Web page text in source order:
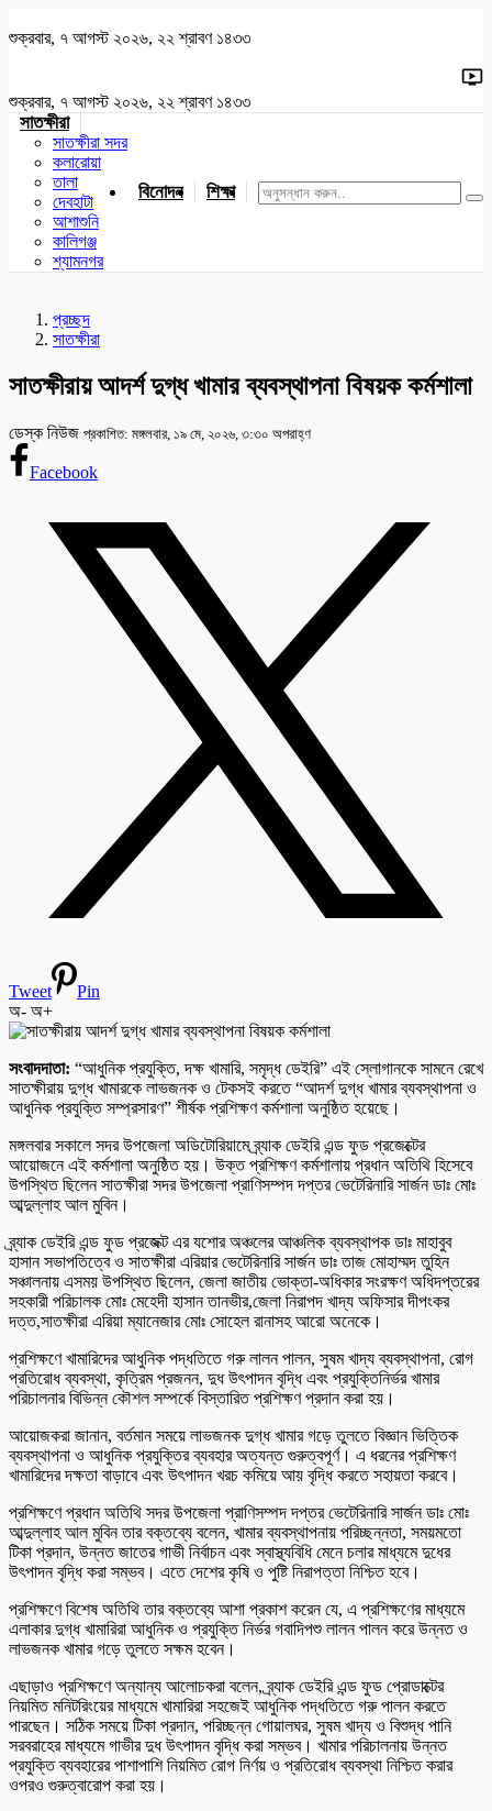
শুক্রবার, ৭ আগস্ট ২০২৬, ২২ শ্রাবণ ১৪৩৩
শুক্রবার, ৭ আগস্ট ২০২৬, ২২ শ্রাবণ ১৪৩৩
সাতক্ষীরা
সাতক্ষীরা সদর
কলারোয়া
তালা
দেবহাটা
আশাশুনি
কালিগঞ্জ
শ্যামনগর
বিনোদন শিক্ষা খেলাধুলা জাতীয় যশোর
প্রচ্ছদ
সাতক্ষীরা
সাতক্ষীরায় আদর্শ দুগ্ধ খামার ব্যবস্থাপনা বিষয়ক কর্মশালা
ডেস্ক নিউজ প্রকাশিত: মঙ্গলবার, ১৯ মে, ২০২৬, ৩:৩০ অপরাহ্ণ
Facebook
Tweet
Pin
অ- অ+
সংবাদদাতা: “আধুনিক প্রযুক্তি, দক্ষ খামারি, সমৃদ্ধ ডেইরি” এই স্লোগানকে সামনে রেখে
সাতক্ষীরায় দুগ্ধ খামারকে লাভজনক ও টেকসই করতে “আদর্শ দুগ্ধ খামার ব্যবস্থাপনা ও
আধুনিক প্রযুক্তি সম্প্রসারণ” শীর্ষক প্রশিক্ষণ কর্মশালা অনুষ্ঠিত হয়েছে।
মঙ্গলবার সকালে সদর উপজেলা অডিটোরিয়ামে ব্র্যাক ডেইরি এন্ড ফুড প্রজেক্টের
আয়োজনে এই কর্মশালা অনুষ্ঠিত হয়। উক্ত প্রশিক্ষণ কর্মশালায় প্রধান অতিথি হিসেবে
উপস্থিত ছিলেন সাতক্ষীরা সদর উপজেলা প্রাণিসম্পদ দপ্তর ভেটেরিনারি সার্জন ডাঃ মোঃ
আব্দুল্লাহ আল মুবিন।
ব্র্যাক ডেইরি এন্ড ফুড প্রজেক্ট এর যশোর অঞ্চলের আঞ্চলিক ব্যবস্থাপক ডাঃ মাহাবুব
হাসান সভাপতিত্বে ও সাতক্ষীরা এরিয়ার ভেটেরিনারি সার্জন ডাঃ তাজ মোহাম্মদ তুহিন
সঞ্চালনায় এসময় উপস্থিত ছিলেন, জেলা জাতীয় ভোক্তা-অধিকার সংরক্ষণ অধিদপ্তরের
সহকারী পরিচালক মোঃ মেহেদী হাসান তানভীর,জেলা নিরাপদ খাদ্য অফিসার দীপংকর
দত্ত,সাতক্ষীরা এরিয়া ম্যানেজার মোঃ সোহেল রানাসহ আরো অনেকে।
প্রশিক্ষণে খামারিদের আধুনিক পদ্ধতিতে গরু লালন পালন, সুষম খাদ্য ব্যবস্থাপনা, রোগ
প্রতিরোধ ব্যবস্থা, কৃত্রিম প্রজনন, দুধ উৎপাদন বৃদ্ধি এবং প্রযুক্তিনির্ভর খামার
পরিচালনার বিভিন্ন কৌশল সম্পর্কে বিস্তারিত প্রশিক্ষণ প্রদান করা হয়।
আয়োজকরা জানান, বর্তমান সময়ে লাভজনক দুগ্ধ খামার গড়ে তুলতে বিজ্ঞান ভিত্তিক
ব্যবস্থাপনা ও আধুনিক প্রযুক্তির ব্যবহার অত্যন্ত গুরুত্বপূর্ণ। এ ধরনের প্রশিক্ষণ
খামারিদের দক্ষতা বাড়াবে এবং উৎপাদন খরচ কমিয়ে আয় বৃদ্ধি করতে সহায়তা করবে।
প্রশিক্ষণে প্রধান অতিথি সদর উপজেলা প্রাণিসম্পদ দপ্তর ভেটেরিনারি সার্জন ডাঃ মোঃ
আব্দুল্লাহ আল মুবিন তার বক্তব্যে বলেন, খামার ব্যবস্থাপনায় পরিচ্ছন্নতা, সময়মতো
টিকা প্রদান, উন্নত জাতের গাভী নির্বাচন এবং স্বাস্থ্যবিধি মেনে চলার মাধ্যমে দুধের
উৎপাদন বৃদ্ধি করা সম্ভব। এতে দেশের কৃষি ও পুষ্টি নিরাপত্তা নিশ্চিত হবে।
প্রশিক্ষণে বিশেষ অতিথি তার বক্তব্যে আশা প্রকাশ করেন যে, এ প্রশিক্ষণের মাধ্যমে
এলাকার দুগ্ধ খামারিরা আধুনিক ও প্রযুক্তি নির্ভর গবাদিপশু লালন পালন করে উন্নত ও
লাভজনক খামার গড়ে তুলতে সক্ষম হবেন।
এছাড়াও প্রশিক্ষণে অন্যান্য আলোচকরা বলেন, ব্র্যাক ডেইরি এন্ড ফুড প্রোডাক্টের
নিয়মিত মনিটরিংয়ের মাধ্যমে খামারিরা সহজেই আধুনিক পদ্ধতিতে গরু পালন করতে
পারছেন। সঠিক সময়ে টিকা প্রদান, পরিচ্ছন্ন গোয়ালঘর, সুষম খাদ্য ও বিশুদ্ধ পানি
সরবরাহের মাধ্যমে গাভীর দুধ উৎপাদন বৃদ্ধি করা সম্ভব। খামার পরিচালনায় উন্নত
প্রযুক্তি ব্যবহারের পাশাপাশি নিয়মিত রোগ নির্ণয় ও প্রতিরোধ ব্যবস্থা নিশ্চিত করার
ওপরও গুরুত্বারোপ করা হয়।